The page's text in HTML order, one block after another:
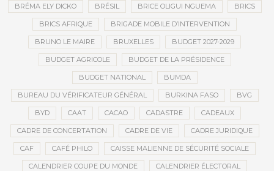
BRÉMA ELY DICKO BRÉSIL BRICE OLIGUI NGUEMA BRICS
BRICS AFRIQUE BRIGADE MOBILE D’INTERVENTION
BRUNO LE MAIRE BRUXELLES BUDGET 2027-2029
BUDGET AGRICOLE BUDGET DE LA PRÉSIDENCE
BUDGET NATIONAL BUMDA
BUREAU DU VÉRIFICATEUR GÉNÉRAL BURKINA FASO BVG
BYD CAAT CACAO CADASTRE CADEAUX
CADRE DE CONCERTATION CADRE DE VIE CADRE JURIDIQUE
CAF CAFÉ PHILO CAISSE MALIENNE DE SÉCURITÉ SOCIALE
CALENDRIER COUPE DU MONDE CALENDRIER ÉLECTORAL